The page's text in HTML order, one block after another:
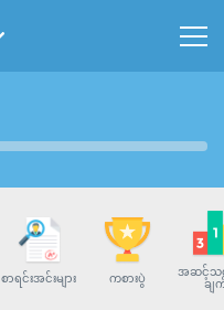
စာရင်းအင်းများ ကစားပွဲ
အဆင့်သ
ချ